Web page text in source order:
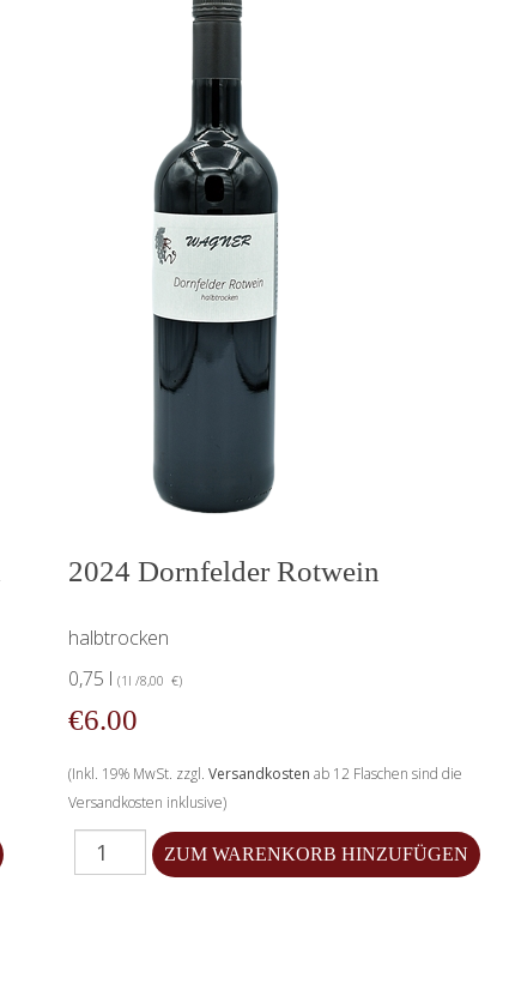
2024 Dornfelder Rotwein
halbtrocken
0,75 l(1l /8,00 €)
€6.00
(Inkl. 19% MwSt. zzgl.Versandkosten ab 12 Flaschen sind die
Versandkosten inklusive)
Menge für 2024 Dornfelder Rotwein